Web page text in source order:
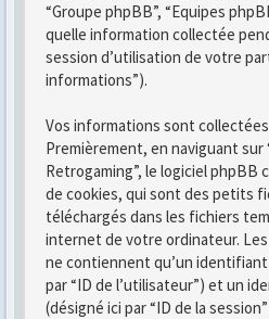
“Groupe phpBB”, “Equipes
quelle information collectée
session d’utilisation de votre
informations”).
Vos informations sont
Premièrement, en naviguant sur
Retrogaming”, le logiciel phpBB
de cookies, qui sont des petits
téléchargés dans les fichiers
internet de votre ordinateur.
ne contiennent qu’un
par “ID de l’utilisateur”) et un
(désigné ici par “ID de la